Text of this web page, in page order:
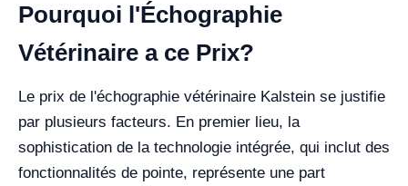
Pourquoi l'Échographie
Vétérinaire a ce Prix?
Le prix de l'échographie vétérinaire Kalstein se justifie
par plusieurs facteurs. En premier lieu, la
sophistication de la technologie intégrée, qui inclut des
fonctionnalités de pointe, représente une part